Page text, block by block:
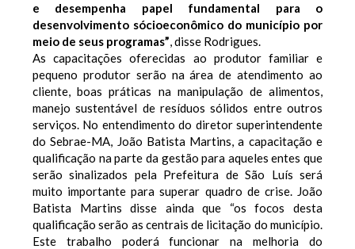
e desempenha papel fundamental para o
desenvolvimento sócioeconômico do município por
meio de seus programas”, disse Rodrigues.
As capacitações oferecidas ao produtor familiar e
pequeno produtor serão na área de atendimento ao
cliente, boas práticas na manipulação de alimentos,
manejo sustentável de resíduos sólidos entre outros
serviços. No entendimento do diretor superintendente
do Sebrae-MA, João Batista Martins, a capacitação e
qualificação na parte da gestão para aqueles entes que
serão sinalizados pela Prefeitura de São Luís será
muito importante para superar quadro de crise. João
Batista Martins disse ainda que “os focos desta
qualificação serão as centrais de licitação do município.
Este trabalho poderá funcionar na melhoria do